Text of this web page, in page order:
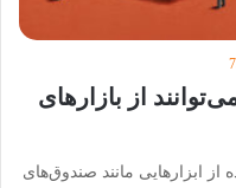
از بازارهای
از ابزارهایی مانند صندوق‌های